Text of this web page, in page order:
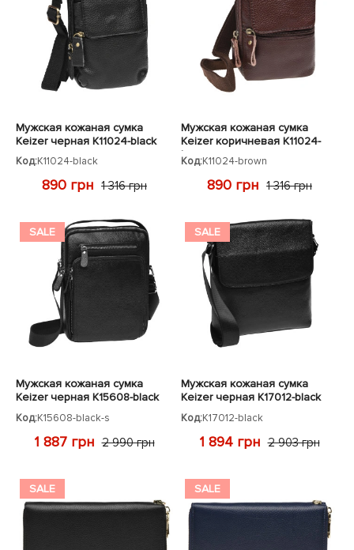
Мужская кожаная сумка
Keizer черная K11024-black
Код:K11024-black
890 грн 1 316 грн
Мужская кожаная сумка
Keizer коричневая K11024-
brown
Код:K11024-brown
890 грн 1 316 грн
SALE
Мужская кожаная сумка
Keizer черная K15608-black
Код:K15608-black-s
1 887 грн 2 990 грн
SALE
Мужская кожаная сумка
Keizer черная K17012-black
Код:K17012-black
1 894 грн 2 903 грн
SALE SALE